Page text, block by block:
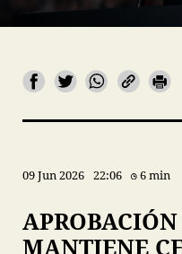
09 Jun 2026 22:06 6 min
MANTIENE